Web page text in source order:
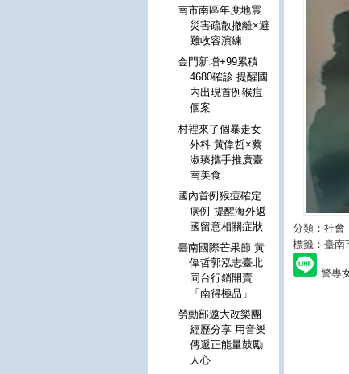
分類：社會
標籤：臺南
警專
南市南區年度地震
災害疏散撤離×避
難收容演練
金門新增+99累積
4680確診 提醒國
內出現首例猴痘
個案
村裡來了個暴走女
外科 黃偉哲×蔡
淑臻攜手推廣臺
南美食
國內首例猴痘確定
病例 提醒海外返
國留意相關症狀
臺南國際芒果節 黃
偉哲郭泓志臺北
同台行銷開賣
「南得極品」
勞動部邀大改樂團
經歷分享 用音樂
傳遞正能量鼓勵
人心